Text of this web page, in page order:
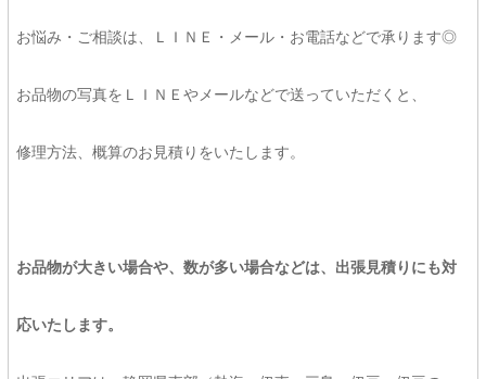
お悩み・ご相談は、ＬＩＮＥ・メール・お電話などで承ります◎
お品物の写真をＬＩＮＥやメールなどで送っていただくと、
修理方法、概算のお見積りをいたします。
お品物が大きい場合や、数が多い場合などは、出張見積りにも対
応いたします。